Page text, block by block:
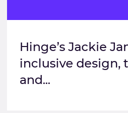
Hinge’s Jackie
inclusive design,
and...